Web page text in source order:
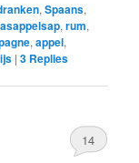
,Spaans,
,rum,
,appel,
ijs |3 Replies
14